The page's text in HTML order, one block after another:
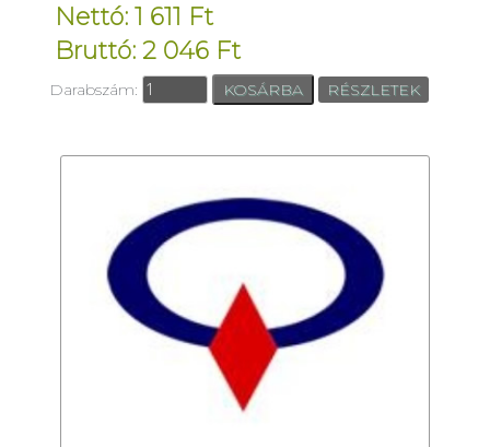
Nettó: 1 611 Ft
Bruttó: 2 046 Ft
Darabszám: RÉSZLETEK